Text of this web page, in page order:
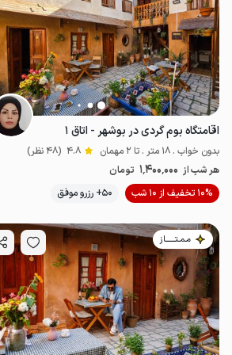
اقامتگاه بوم گردی در بوشهر - اتاق ۱
بدون خواب . 18 متر . تا 2 مهمان 4.8 (48 نظر)
هر شب از 1٬400٬000 تومان
10% تخفیف از 10 شب
50+ رزرو موفق
مـمـتــــــاز